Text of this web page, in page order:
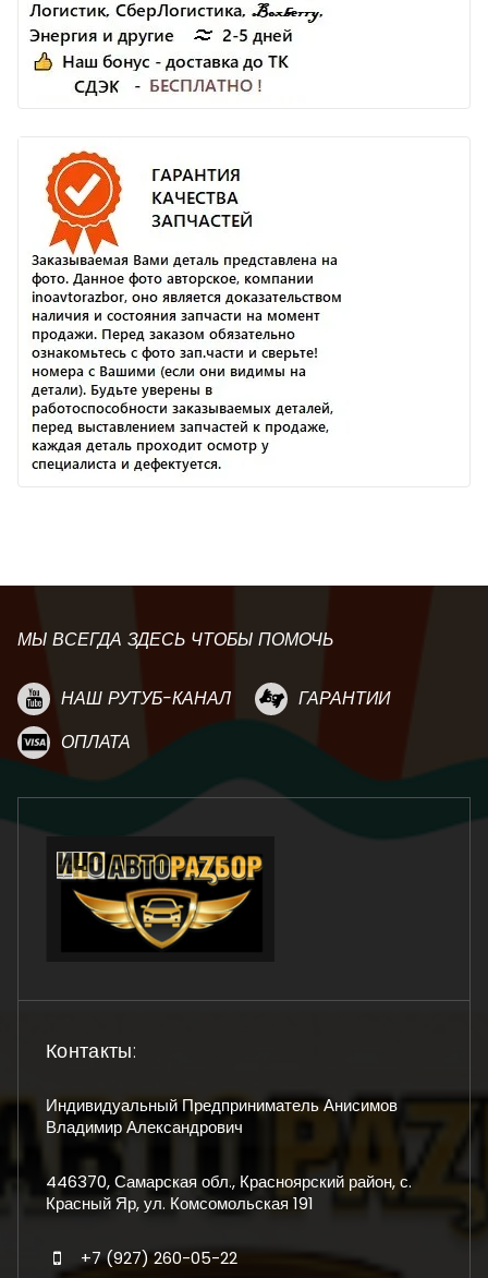
МЫ ВСЕГДА ЗДЕСЬ ЧТОБЫ ПОМОЧЬ
НАШ РУТУБ-КАНАЛ
ГАРАНТИИ
ОПЛАТА
Контакты:
Индивидуальный Предприниматель Анисимов
Владимир Александрович
446370, Самарская обл., Красноярский район, с.
Красный Яр, ул. Комсомольская 191
+7 (927) 260-05-22